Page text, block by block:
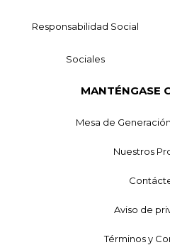
Responsabilidad Social
Sociales
MANTÉNGASE
Mesa de
Nuestros
Aviso de
Términos y